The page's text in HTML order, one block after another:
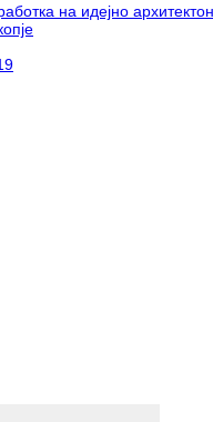
на идејно